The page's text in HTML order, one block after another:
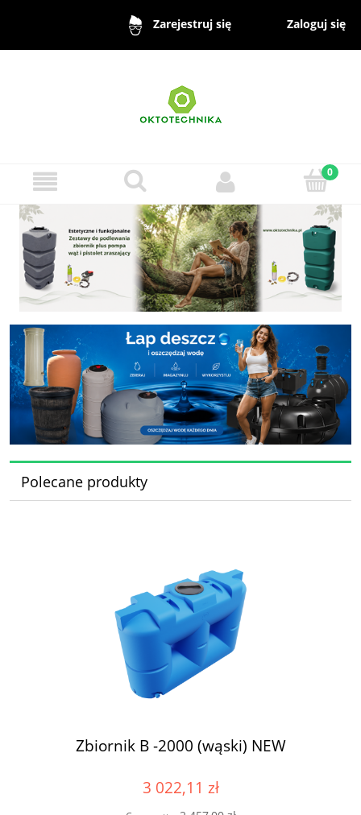
Zarejestruj się Zaloguj się
Polecane produkty
Zbiornik B -2000 (wąski) NEW
3 022,11 zł